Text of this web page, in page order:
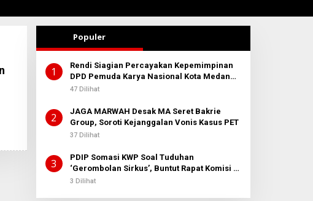
Populer
1
Rendi Siagian Percayakan Kepemimpinan
DPD Pemuda Karya Nasional Kota Medan
kepada Josef Sembiring
47 Dilihat
2
JAGA MARWAH Desak MA Seret Bakrie
Group, Soroti Kejanggalan Vonis Kasus PET
37 Dilihat
3
PDIP Somasi KWP Soal Tuduhan
‘Gerombolan Sirkus’, Buntut Rapat Komisi II
Dipimpin Sufmi Dasco Ahmad
3 Dilihat